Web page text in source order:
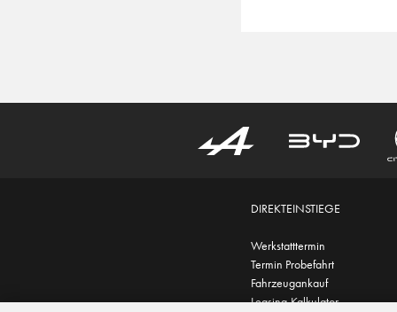
DIREKTEINSTIEGE
Werkstatttermin
Termin Probefahrt
Fahrzeugankauf
Leasing-Kalkulator